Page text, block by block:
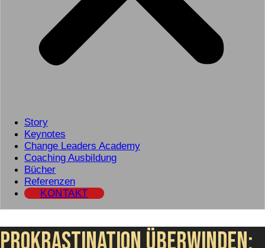
Story
Keynotes
Change Leaders Academy
Coaching Ausbildung
Bücher
Referenzen
KONTAKT